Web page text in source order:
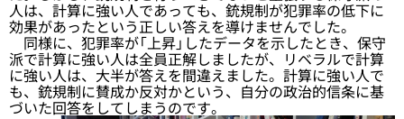
人は、計算に強い人であっても、銃規制が犯罪率の低下に
効果があったという正しい答えを導けませんでした。
同様に、犯罪率が「上昇」したデータを示したとき、保守
派で計算に強い人は全員正解しましたが、リベラルで計算
に強い人は、大半が答えを間違えました。計算に強い人で
も、銃規制に賛成か反対かという、自分の政治的信条に基
づいた回答をしてしまうのです。